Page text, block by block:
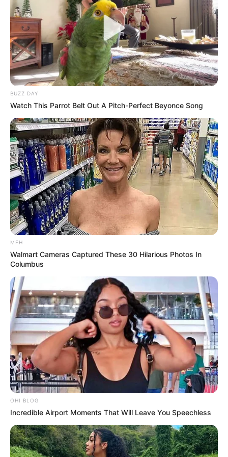
Poco después de su desaparición, el
Departamento de Bomberos realizó numerosas
búsquedas y, en una de ellas, el cuerpo de
Yasmin fue encontrado en el peor estado
posible. La adolescente fue encontrada en una
zona de difícil acceso, completamente atada y
con graves lesiones físicas, lo que conmocionó
a las autoridades locales.
BUZZ DAY
Watch This Parrot Belt Out A Pitch-Perfect Beyonce Song
MFH
Walmart Cameras Captured These 30 Hilarious Photos In
Columbus
OHI BLOG
Incredible Airport Moments That Will Leave You Speechless